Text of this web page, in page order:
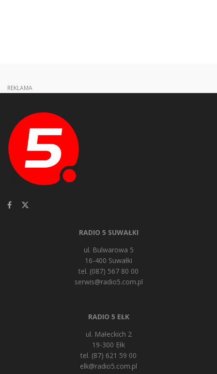
REKLAMA
RADIO 5 SUWAŁKI
ul. Bulwarowa 5
16-400 Suwałki
tel. (087) 567 80 00
serwis@radio5.com.pl
RADIO 5 EŁK
ul. Małeckich 2
19-300 Ełk
tel. (87) 621 59 00
elk@radio5.com.pl